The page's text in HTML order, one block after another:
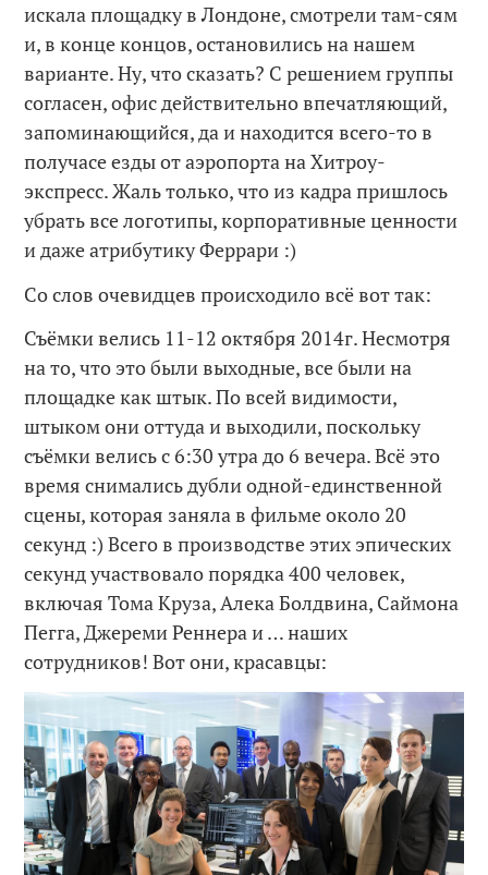
искала площадку в Лондоне, смотрели там-сям
и, в конце концов, остановились на нашем
варианте. Ну, что сказать? С решением группы
согласен, офис действительно впечатляющий,
запоминающийся, да и находится всего-то в
получасе езды от аэропорта на Хитроу-
экспресс. Жаль только, что из кадра пришлось
убрать все логотипы, корпоративные ценности
и даже атрибутику Феррари :)
Со слов очевидцев происходило всё вот так:
Съёмки велись 11-12 октября 2014г. Несмотря
на то, что это были выходные, все были на
площадке как штык. По всей видимости,
штыком они оттуда и выходили, поскольку
съёмки велись с 6:30 утра до 6 вечера. Всё это
время снимались дубли одной-единственной
сцены, которая заняла в фильме около 20
секунд :) Всего в производстве этих эпических
секунд участвовало порядка 400 человек,
включая Тома Круза, Алека Болдвина, Саймона
Пегга, Джереми Реннера и … наших
сотрудников! Вот они, красавцы: